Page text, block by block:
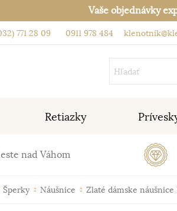
Vaše objednávky
771 28 09 0911 978 484
Retiazky
nad Váhom
Šperky Náušnice Zlaté dámske náušnice